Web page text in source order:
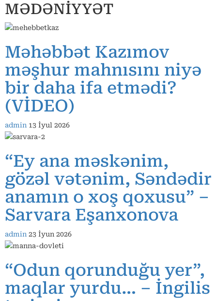
MƏDƏNİYYƏT
Məhəbbət Kazımov
məşhur mahnısını niyə
bir daha ifa etmədi?
(VİDEO)
admin 13 İyul 2026
“Ey ana məskənim,
gözəl vətənim, Səndədir
anamın o xoş qoxusu” –
Sarvara Eşanxonova
admin 23 İyun 2026
“Odun qorunduğu yer”,
maqlar yurdu… – İngilis